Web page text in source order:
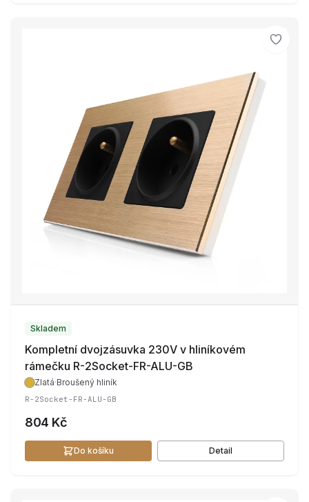
Skladem
Kompletní dvojzásuvka 230V v hliníkovém
rámečku R-2Socket-FR-ALU-GB
Zlatá·Broušený hliník
R-2Socket-FR-ALU-GB
804 Kč
Do košíku Detail